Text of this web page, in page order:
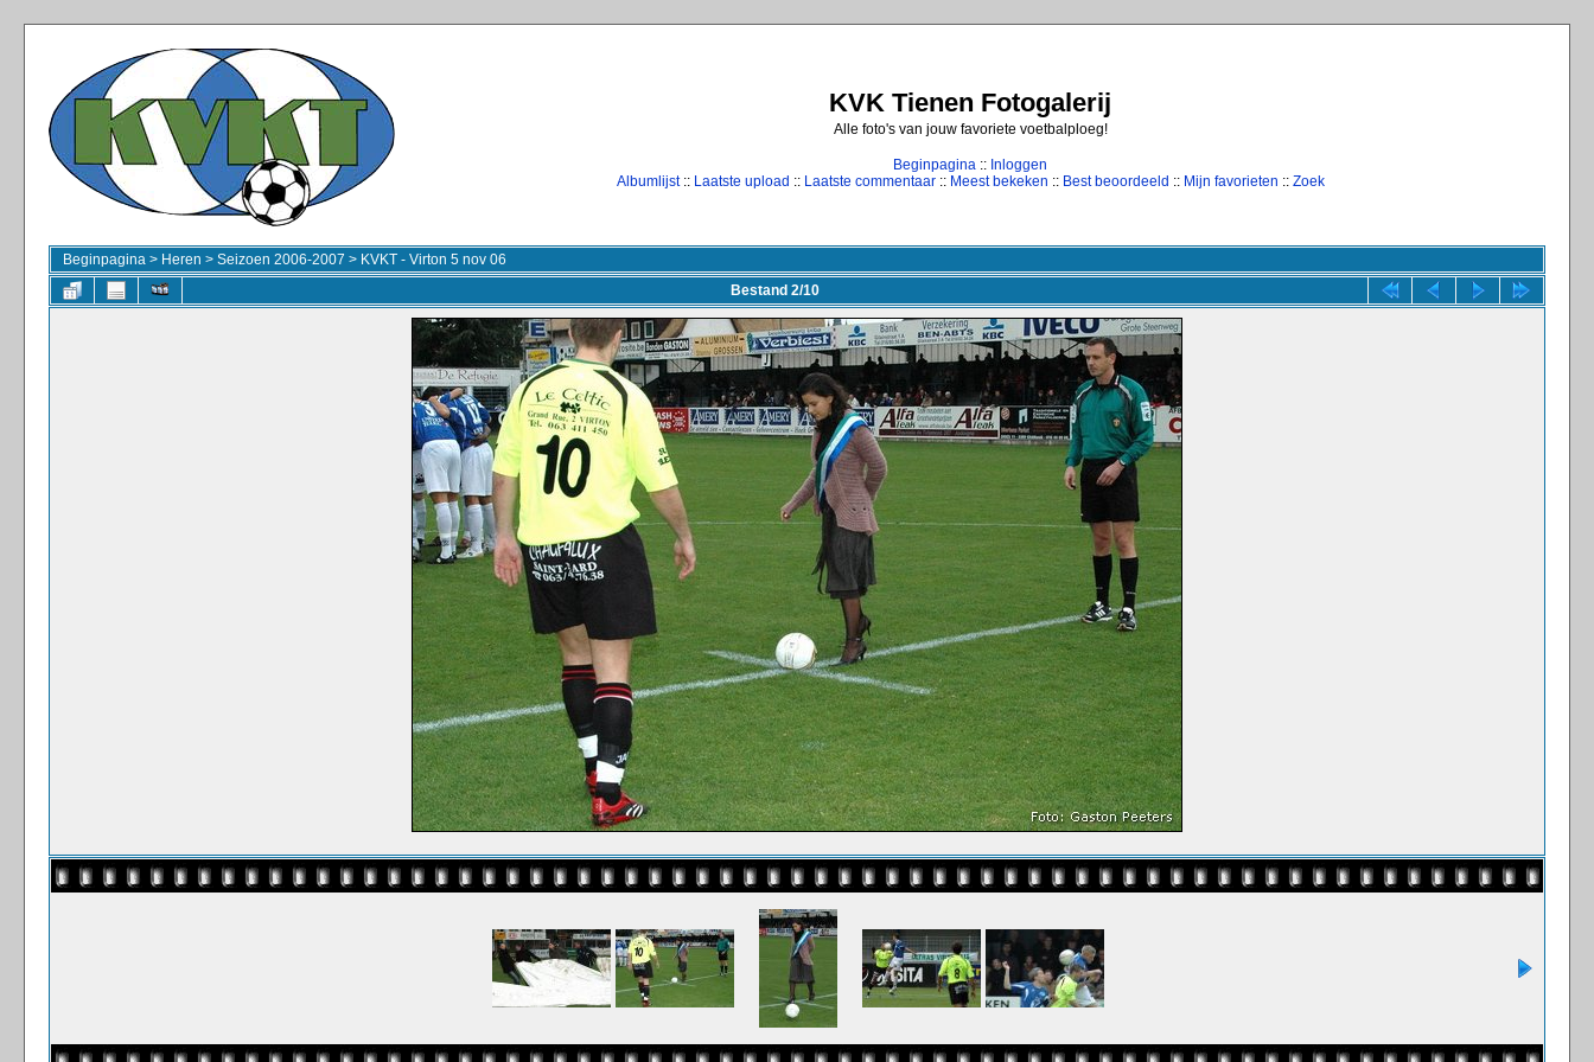
KVK Tienen Fotogalerij
Alle foto's van jouw favoriete voetbalploeg!
Beginpagina :: Inloggen
Albumlijst:: Laatste upload :: Laatste commentaar:: Meest bekeken :: Best beoordeeld :: Mijn favorieten :: Zoek
Beginpagina > Heren > Seizoen 2006-2007 > KVKT - Virton 5 nov 06
Bestand 2/10